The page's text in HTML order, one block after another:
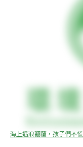
海上遇浪翻覆，孩子們不